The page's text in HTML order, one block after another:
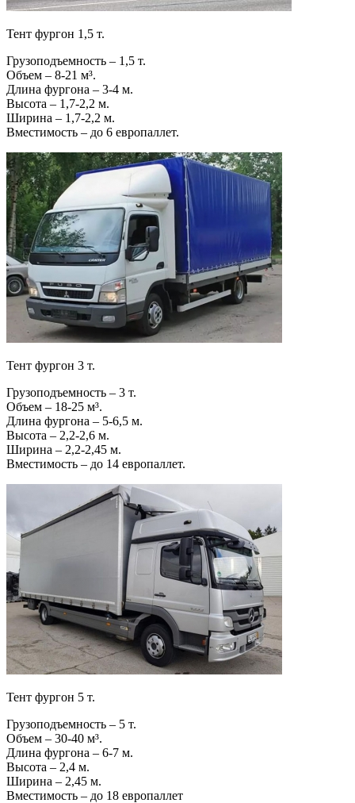
Тент фургон 1,5 т.
Грузоподъемность – 1,5 т.
Объем – 8-21 м³.
Длина фургона – 3-4 м.
Высота – 1,7-2,2 м.
Ширина – 1,7-2,2 м.
Вместимость – до 6 европаллет.
Тент фургон 3 т.
Грузоподъемность – 3 т.
Объем – 18-25 м³.
Длина фургона – 5-6,5 м.
Высота – 2,2-2,6 м.
Ширина – 2,2-2,45 м.
Вместимость – до 14 европаллет.
Тент фургон 5 т.
Грузоподъемность – 5 т.
Объем – 30-40 м³.
Длина фургона – 6-7 м.
Высота – 2,4 м.
Ширина – 2,45 м.
Вместимость – до 18 европаллет